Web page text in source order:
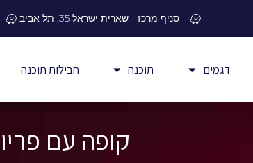
סניף מרכז - שארית ישראל 35, תל אביב
דגמים תוכנה חבילות תוכנה
קופה עם